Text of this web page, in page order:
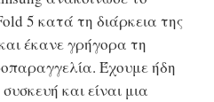
5 κατά τη διάρκεια της
έκανε γρήγορα τη
Έχουμε ήδη
και είναι μια